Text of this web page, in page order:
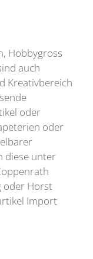
Hobbygross
auch
Kreativbereich
oder
oder
diese unter
oder Horst
Import